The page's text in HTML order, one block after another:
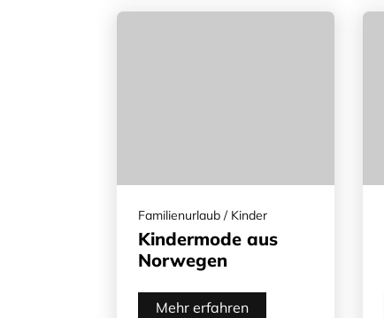
Familienurlaub / Kinder
Kindermode aus
Norwegen
Mehr erfahren